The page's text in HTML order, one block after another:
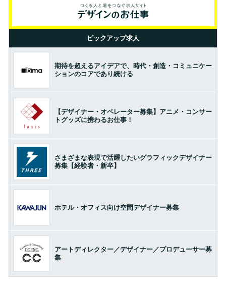
ピックアップ求人
期待を超えるアイデアで、時代・創造・コミュニケー
ションのコアであり続ける
【デザイナー・オペレーター募集】アニメ・コンサー
トグッズに携わるお仕事！
さまざまな表現で活躍したいグラフィックデザイナー
募集【経験者・新卒】
ホテル・オフィス向け空間デザイナー募集
アートディレクター／デザイナー／プロデューサー募
集